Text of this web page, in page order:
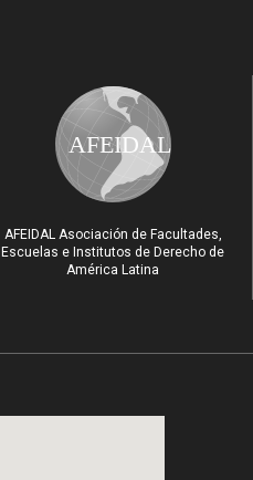
AFEIDAL
AFEIDAL Asociación de Facultades,
Escuelas e Institutos de Derecho de
América Latina